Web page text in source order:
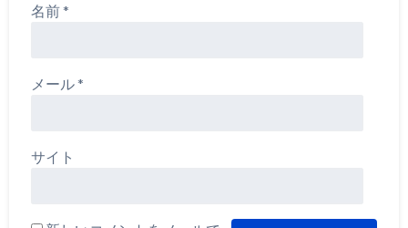
名前*
メール*
サイト